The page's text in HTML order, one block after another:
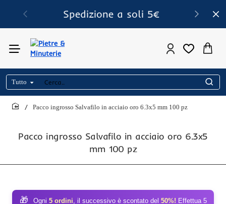
Spedizione a soli 5€
Tutto
Cerca..
Pacco ingrosso Salvafilo in acciaio oro 6.3x5
mm 100 pz
Pacco ingrosso Salvafilo in acciaio oro 6.3x5 mm 100 pz
🎁 Ogni 5 ordini, il successivo è scontato del 50%! Effettua 5